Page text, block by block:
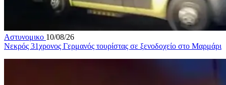
Αστυνομικο 10/08/26
Νεκρός 31χρονος Γερμανός τουρίστας σε ξενοδοχείο στο Μαρμάρι